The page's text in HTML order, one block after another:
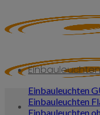
content
Einbauleuchten
Einbauleuchten
Einbauleuchten
Einbauleuchten